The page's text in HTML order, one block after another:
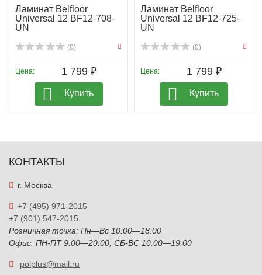
Ламинат Belfloor
Universal 12 BF12-708-
UN
(0)
Цена: 1 799 ₽
Купить
Ламинат Belfloor
Universal 12 BF12-725-
UN
(0)
Цена: 1 799 ₽
Купить
КОНТАКТЫ
г. Москва
+7 (495) 971-2015
+7 (901) 547-2015
Розничная точка: Пн—Вс 10:00—18:00
Офис: ПН-ПТ 9.00—20.00, СБ-ВС 10.00—19.00
polplus@mail.ru